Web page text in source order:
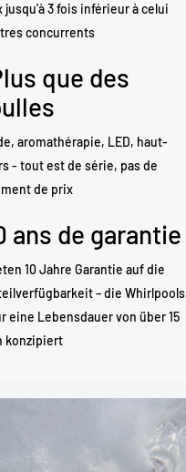
jusqu'à 3 fois inférieur à celui
concurrents
que des
aromathérapie, LED, haut-
- tout est de série, pas de
de prix
ans de garantie
10 Jahre Garantie auf die
– die Whirlpools
eine Lebensdauer von über 15
konzipiert